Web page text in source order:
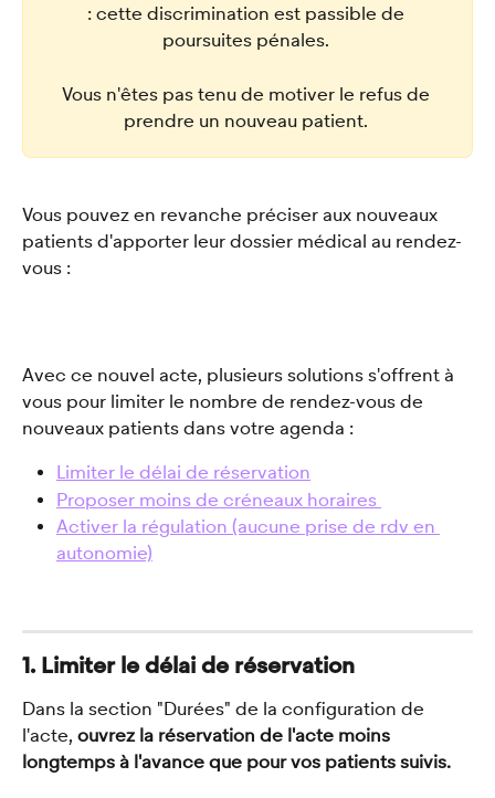
: cette discrimination est passible de
poursuites pénales.
Vous n'êtes pas tenu de motiver le refus de
prendre un nouveau patient.
Vous pouvez en revanche préciser aux nouveaux
patients d'apporter leur dossier médical au rendez-
vous :
Avec ce nouvel acte, plusieurs solutions s'offrent à
vous pour limiter le nombre de rendez-vous de
nouveaux patients dans votre agenda :
Limiter le délai de réservation
Proposer moins de créneaux horaires
Activer la régulation (aucune prise de rdv en
autonomie)
1. Limiter le délai de réservation
Dans la section "Durées" de la configuration de
l'acte, ouvrez la réservation de l'acte moins
longtemps à l'avance que pour vos patients suivis.